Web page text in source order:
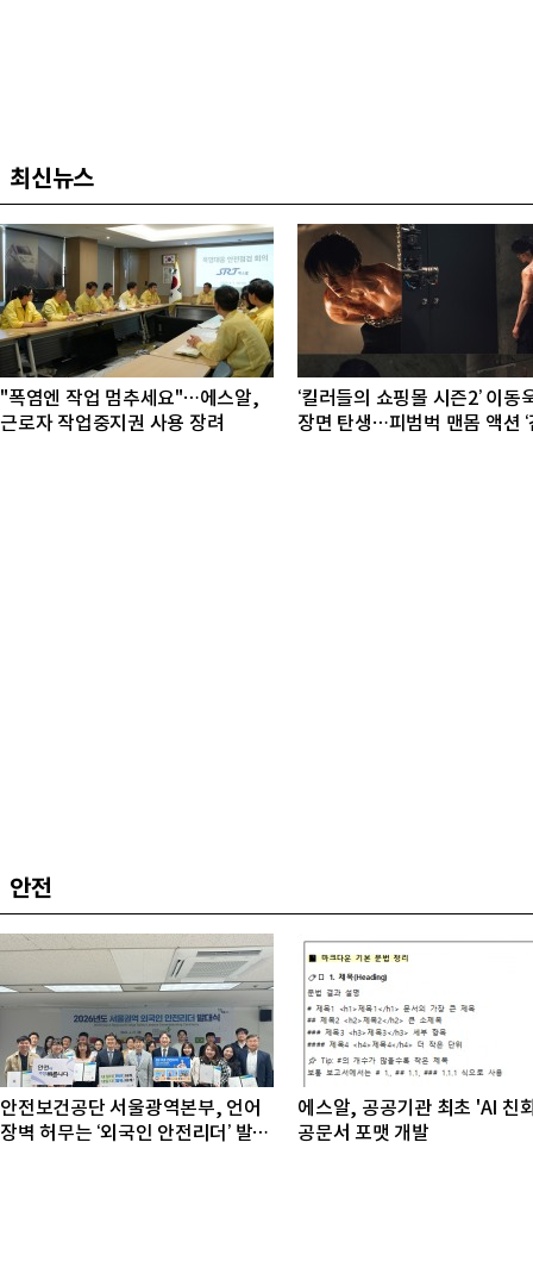
최신뉴스
"폭염엔 작업 멈추세요"…에스알,
근로자 작업중지권 사용 장려
‘킬러들의 쇼핑몰 시즌2’ 이동
장면 탄생…피범벅 맨몸 액션 ‘
안전
안전보건공단 서울광역본부, 언어
장벽 허무는 ‘외국인 안전리더’ 발대
에스알, 공공기관 최초 'AI 친
공문서 포맷 개발